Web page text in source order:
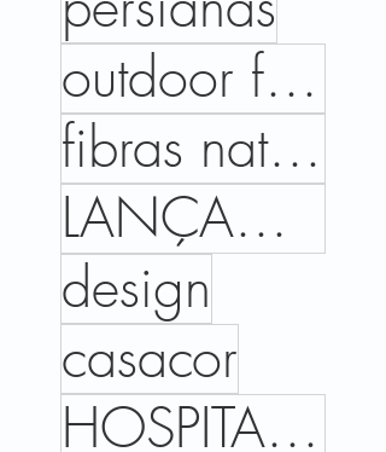
outdoor files
fibras naturais
LANÇAMENTOS
design
casacor
HOSPITALIDADE